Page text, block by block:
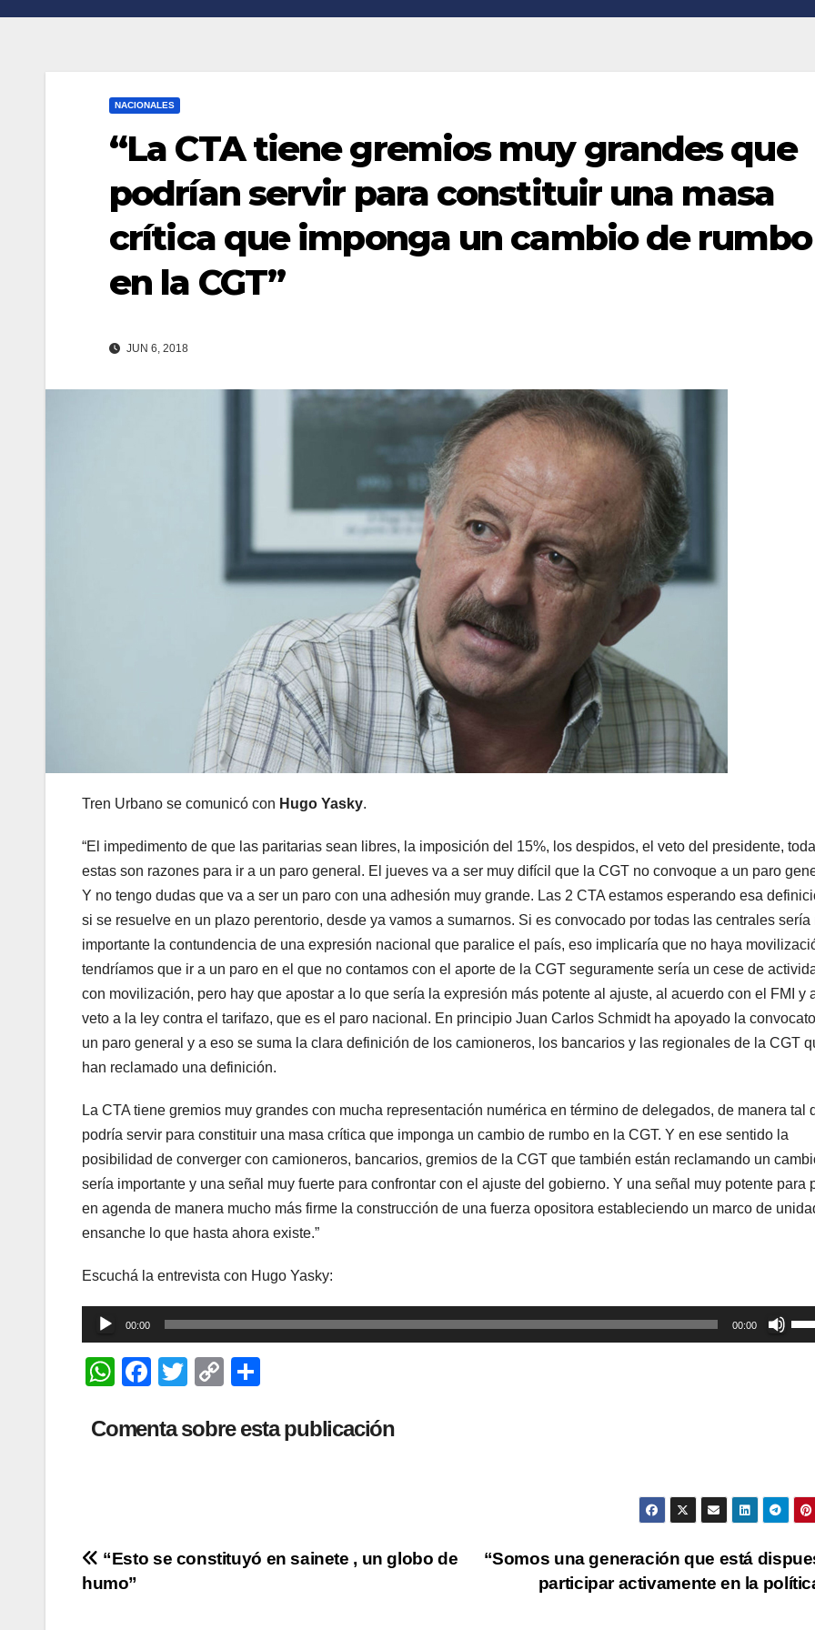
NACIONALES
“La CTA tiene gremios muy grandes que
podrían servir para constituir una masa
crítica que imponga un cambio de rumbo
en la CGT”
JUN 6, 2018
Tren Urbano se comunicó con Hugo Yasky.
“El impedimento de que las paritarias sean libres, la imposición del 15%, los despidos, el veto del presidente,
estas son razones para ir a un paro general. El jueves va a ser muy difícil que la CGT no convoque a un paro
Y no tengo dudas que va a ser un paro con una adhesión muy grande. Las 2 CTA estamos esperando esa
si se resuelve en un plazo perentorio, desde ya vamos a sumarnos. Si es convocado por todas las centrales sería
importante la contundencia de una expresión nacional que paralice el país, eso implicaría que no haya
tendríamos que ir a un paro en el que no contamos con el aporte de la CGT seguramente sería un cese de
con movilización, pero hay que apostar a lo que sería la expresión más potente al ajuste, al acuerdo con el FMI y
veto a la ley contra el tarifazo, que es el paro nacional. En principio Juan Carlos Schmidt ha apoyado la
un paro general y a eso se suma la clara definición de los camioneros, los bancarios y las regionales de la CGT
han reclamado una definición.
La CTA tiene gremios muy grandes con mucha representación numérica en término de delegados, de manera tal
podría servir para constituir una masa crítica que imponga un cambio de rumbo en la CGT. Y en ese sentido la
posibilidad de converger con camioneros, bancarios, gremios de la CGT que también están reclamando un
sería importante y una señal muy fuerte para confrontar con el ajuste del gobierno. Y una señal muy potente para
en agenda de manera mucho más firme la construcción de una fuerza opositora estableciendo un marco de
ensanche lo que hasta ahora existe.”
Escuchá la entrevista con Hugo Yasky:
Reproductor
de
audio
00:00 00:00
las
el
W
at
p
F
c
k
T
tt
C
p
k
m
Comenta sobre esta publicación
Navegación
“Somos una generación que está
participar activamente en la
“Esto se constituyó en sainete , un globo de
humo”
n